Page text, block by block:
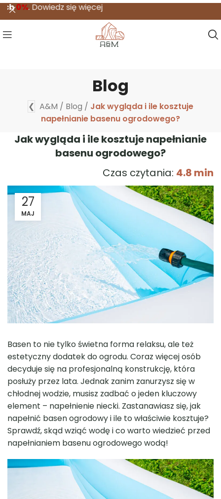
Blog
❮ A&M / Blog / Jak wygląda i ile kosztuje
napełnianie basenu ogrodowego?
Jak wygląda i ile kosztuje napełnianie
basenu ogrodowego?
Czas czytania: 4.8 min
27
MAJ
Basen to nie tylko świetna forma relaksu, ale też
estetyczny dodatek do ogrodu. Coraz więcej osób
decyduje się na profesjonalną konstrukcję, która
posłuży przez lata. Jednak zanim zanurzysz się w
chłodnej wodzie, musisz zadbać o jeden kluczowy
element – napełnienie niecki. Zastanawiasz się, jak
napełnić basen ogrodowy i ile to właściwie kosztuje?
Sprawdź, skąd wziąć wodę i co warto wiedzieć przed
napełnianiem basenu ogrodowego wodą!
się więcej